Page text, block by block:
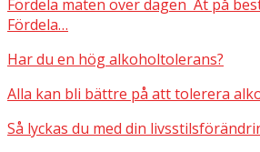
Fördela maten över dagen Ät på
Fördela…
Har du en hög alkoholtolerans?
Alla kan bli bättre på att tolerera
Så lyckas du med din